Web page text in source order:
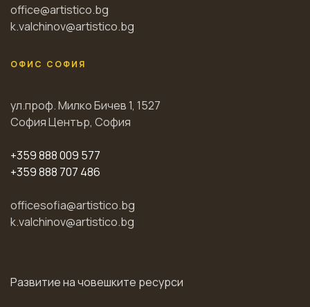
office@artistico.bg
k.valchinov@artistico.bg
ОФИС СОФИЯ
ул.проф. Милко Бичев 1, 1527
София Център, София
+359 888 009 577
+359 888 707 486
officesofia@artistico.bg
k.valchinov@artistico.bg
Развитие на човешките ресурси